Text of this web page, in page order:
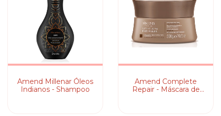
Amend Millenar Óleos
Indianos - Shampoo
Amend Complete
Repair - Máscara de